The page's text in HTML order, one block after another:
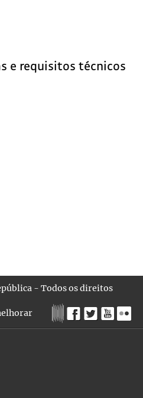
e requisitos técnicos
- Todos os direitos